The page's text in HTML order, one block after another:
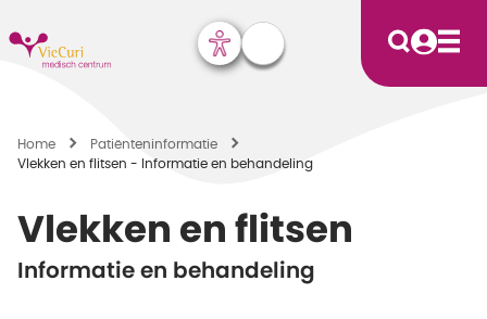
Home
Patiënten­informatie
Vlekken en flitsen - Informatie en behandeling
Vlekken en flitsen
Informatie en behandeling